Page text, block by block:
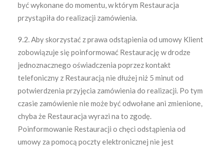
być wykonane do momentu, w którym Restauracja
przystąpiła do realizacji zamówienia.
9.2. Aby skorzystać z prawa odstąpienia od umowy Klient
zobowiązuje się poinformować Restaurację w drodze
jednoznacznego oświadczenia poprzez kontakt
telefoniczny z Restauracją nie dłużej niż 5 minut od
potwierdzenia przyjęcia zamówienia do realizacji. Po tym
czasie zamówienie nie może być odwołane ani zmienione,
chyba że Restauracja wyrazi na to zgodę.
Poinformowanie Restauracji o chęci odstąpienia od
umowy za pomocą poczty elektronicznej nie jest